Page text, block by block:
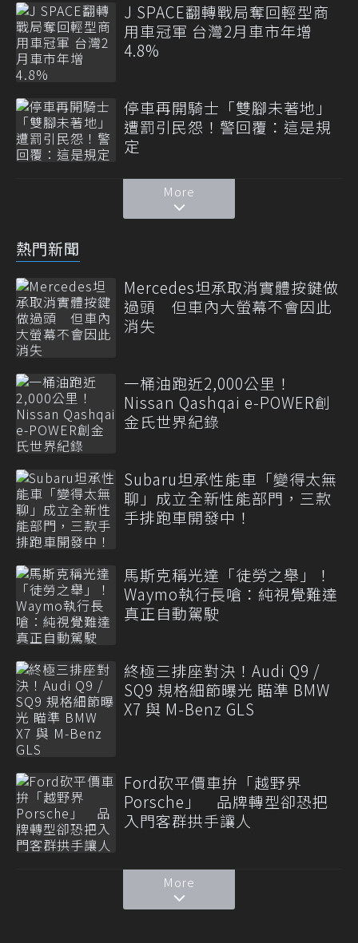
J SPACE翻轉戰局奪回輕型商
用車冠軍 台灣2月車市年增
4.8%
停車再開騎士「雙腳未著地」
遭罰引民怨！警回覆：這是規
定
More
熱門新聞
Mercedes坦承取消實體按鍵做
過頭 但車內大螢幕不會因此
消失
一桶油跑近2,000公里！
Nissan Qashqai e-POWER創
金氏世界紀錄
Subaru坦承性能車「變得太無
聊」成立全新性能部門，三款
手排跑車開發中！
馬斯克稱光達「徒勞之舉」！
Waymo執行長嗆：純視覺難達
真正自動駕駛
終極三排座對決！Audi Q9 /
SQ9 規格細節曝光 瞄準 BMW
X7 與 M-Benz GLS
Ford砍平價車拚「越野界
Porsche」 品牌轉型卻恐把
入門客群拱手讓人
More